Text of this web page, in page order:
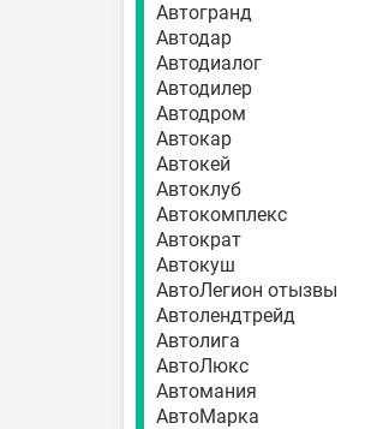
Автогранд
Автодар
Автодиалог
Автодилер
Автодром
Автокар
Автокей
Автоклуб
Автокомплекс
Автократ
Автокуш
АвтоЛегион отызвы
Автолендтрейд
Автолига
АвтоЛюкс
Автомания
АвтоМарка